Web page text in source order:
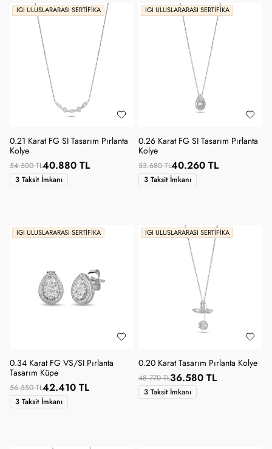
IGI ULUSLARARASI SERTIFIKA
0.21 Karat FG SI Tasarım Pırlanta
Kolye
54.500 TL40.880 TL
3 Taksit İmkanı
IGI ULUSLARARASI SERTIFIKA
0.26 Karat FG SI Tasarım Pırlanta
Kolye
53.680 TL40.260 TL
3 Taksit İmkanı
IGI ULUSLARARASI SERTIFIKA
0.34 Karat FG VS/SI Pırlanta
Tasarım Küpe
56.550 TL42.410 TL
3 Taksit İmkanı
IGI ULUSLARARASI SERTIFIKA
0.20 Karat Tasarım Pırlanta Kolye
48.770 TL36.580 TL
3 Taksit İmkanı